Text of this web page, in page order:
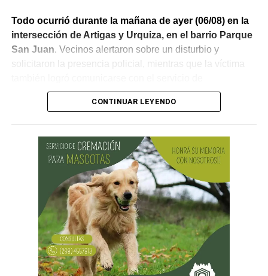
Todo ocurrió durante la mañana de ayer (06/08) en la
intersección de Artigas y Urquiza, en el barrio Parque
San Juan. Vecinos alertaron sobre un disturbio y
solicitaron la presencia policial, mientras que la víctima
emergencias para informar lo que estaba ocurriendo.
hombres le habían sustraído una bolsa con dinero en
efectivo y dos teléfonos celulares. En el lugar se
recuperó parte de los bienes robados y se detuvo al
primer involucrado.
En forma paralela, otra comisión policial se dirigió a
una vivienda ubicada en el barrio Villa Obrera,
señalada por la víctima. Allí se identificó al segundo
sospechosoy se llevaron adelante distintas diligencias
CONTINUAR LEYENDO